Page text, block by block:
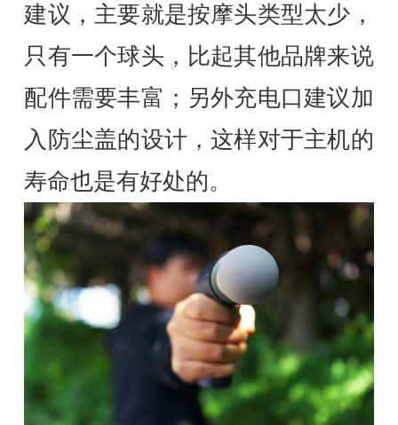
建议，主要就是按摩头类型太少，
只有一个球头，比起其他品牌来说
配件需要丰富；另外充电口建议加
入防尘盖的设计，这样对于主机的
寿命也是有好处的。